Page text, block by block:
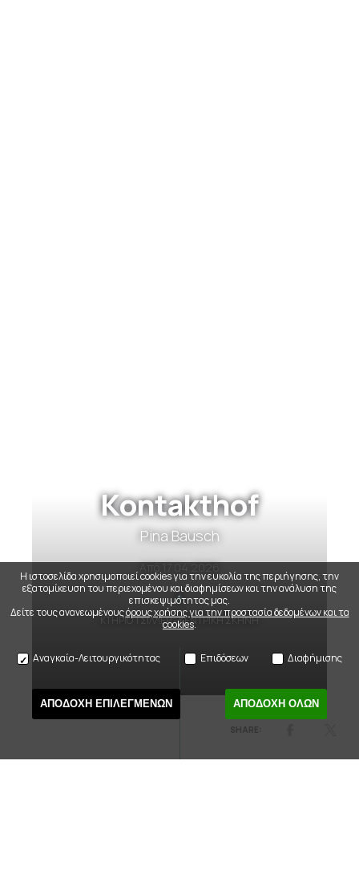
Kontakthof
Pina Bausch
Από17.04.2026
ΚΤΗΡΙΟ ΤΣΙΛΛΕΡ - ΚΕΝΤΡΙΚΗ ΣΚΗΝΗ
Η ιστοσελίδα χρησιμοποιεί cookies για την ευκολία της περιήγησης, την
εξατομίκευση του περιεχομένου και διαφημίσεων και την ανάλυση της
επισκεψιμότητας μας.
Δείτε τους ανανεωμένουςόρους χρήσης για την προστασία δεδομένων και τα
cookies.
Αναγκαία-Λειτουργικότητας Επιδόσεων Διαφήμισης
ΑΠΟΔΟΧΗ ΕΠΙΛΕΓΜΕΝΩΝ ΑΠΟΔΟΧΗ ΟΛΩΝ